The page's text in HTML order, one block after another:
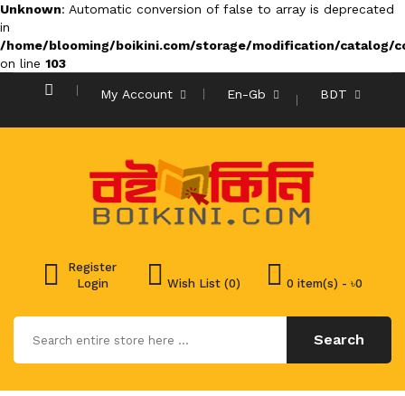
Unknown: Automatic conversion of false to array is deprecated
in
/home/blooming/boikini.com/storage/modification/catalog/
on line 103
My Account En-Gb BDT
Register
Login
Wish List (0) 0 item(s) - ৳0
Search